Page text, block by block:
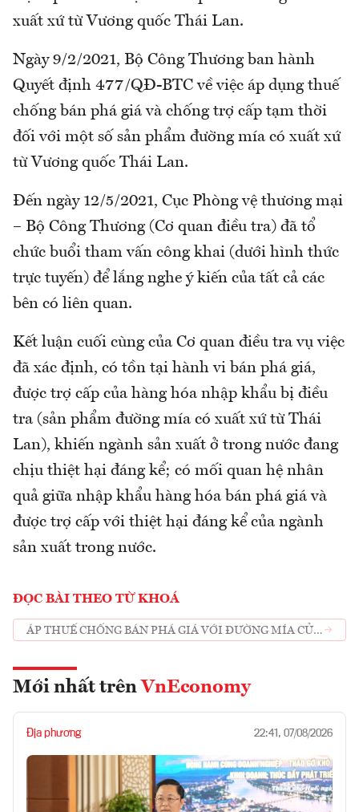
xuất xứ từ Vương quốc Thái Lan.
Ngày 9/2/2021, Bộ Công Thương ban hành
Quyết định 477/QĐ-BTC về việc áp dụng thuế
chống bán phá giá và chống trợ cấp tạm thời
đối với một số sản phẩm đường mía có xuất xứ
từ Vương quốc Thái Lan.
Đến ngày 12/5/2021, Cục Phòng vệ thương mại
– Bộ Công Thương (Cơ quan điều tra) đã tổ
chức buổi tham vấn công khai (dưới hình thức
trực tuyến) để lắng nghe ý kiến của tất cả các
bên có liên quan.
Kết luận cuối cùng của Cơ quan điều tra vụ việc
đã xác định, có tồn tại hành vi bán phá giá,
được trợ cấp của hàng hóa nhập khẩu bị điều
tra (sản phẩm đường mía có xuất xứ từ Thái
Lan), khiến ngành sản xuất ở trong nước đang
chịu thiệt hại đáng kể; có mối quan hệ nhân
quả giữa nhập khẩu hàng hóa bán phá giá và
được trợ cấp với thiệt hại đáng kể của ngành
sản xuất trong nước.
ĐỌC BÀI THEO TỪ KHOÁ
ÁP THUẾ CHỐNG BÁN PHÁ GIÁ VỚI ĐƯỜNG MÍA CỦA
Mới nhất trên VnEconomy
Địa phương 22:41, 07/08/2026